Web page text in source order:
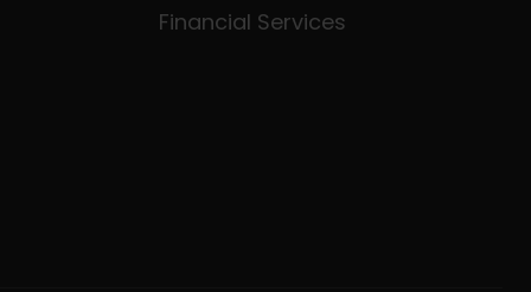
Financial Services